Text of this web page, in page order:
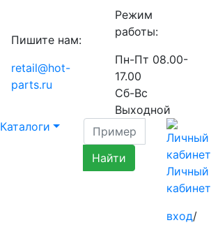
Пишите нам:
retail@hot-
parts.ru
Режим
работы:
Пн-Пт 08.00-
17.00
Сб-Вс
Выходной
Каталоги
Личный
кабинет
вход/